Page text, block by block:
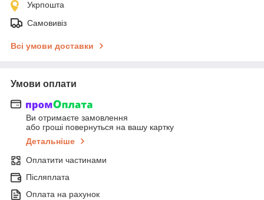
Укрпошта
Самовивіз
Всі умови доставки
Умови оплати
Ви отримаєте замовлення
або гроші повернуться на вашу картку
Детальніше
Оплатити частинами
Післяплата
Оплата на рахунок